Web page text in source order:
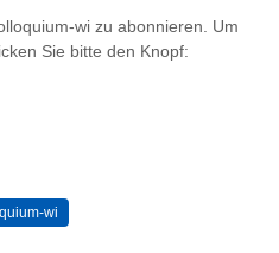
wi zu abonnieren. Um
Sie bitte den Knopf: